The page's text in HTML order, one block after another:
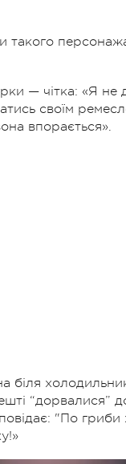
такого
— чітка: «Я не
своїм
впорається».
біля
“дорвалися”
"По